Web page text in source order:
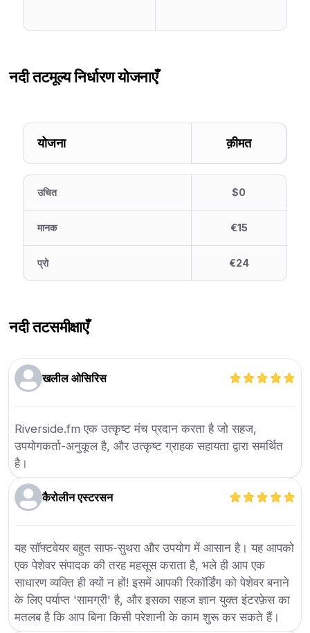
नदी तटमूल्य निर्धारण योजनाएँ
योजना क़ीमत
उचित $0
मानक €15
प्रो €24
नदी तटसमीक्षाएँ
खलील ओसिरिस
Riverside.fm एक उत्कृष्ट मंच प्रदान करता है जो सहज,
उपयोगकर्ता-अनुकूल है, और उत्कृष्ट ग्राहक सहायता द्वारा समर्थित
है।
कैरोलीन एस्टरसन
यह सॉफ्टवेयर बहुत साफ-सुथरा और उपयोग में आसान है। यह आपको
एक पेशेवर संपादक की तरह महसूस कराता है, भले ही आप एक
साधारण व्यक्ति ही क्यों न हों! इसमें आपकी रिकॉर्डिंग को पेशेवर बनाने
के लिए पर्याप्त 'सामग्री' है, और इसका सहज ज्ञान युक्त इंटरफ़ेस का
मतलब है कि आप बिना किसी परेशानी के काम शुरू कर सकते हैं।